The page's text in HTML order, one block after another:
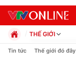
THẾ GIỚI
Chính trị
Tin tức Thế giới đó đây